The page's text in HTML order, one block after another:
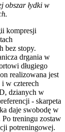
obszar łydki w
kompresji
bez stopy.
drgania w
długiego
realizowana jest
w czterech
dzianych w
- skarpeta
daje swobodę w
treningu zostaw
potreningowej.